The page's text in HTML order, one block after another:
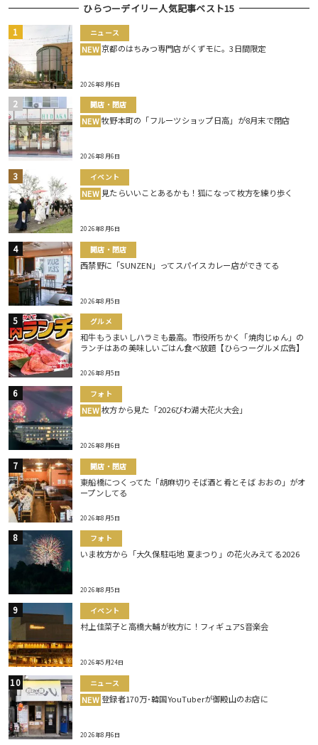
ひらつーデイリー人気記事ベスト15
ニュース
NEW 京都のはちみつ専門店がくずモに。3日間限定
2026年8月6日
開店・閉店
NEW 牧野本町の「フルーツショップ日高」が8月末で閉店
2026年8月6日
イベント
NEW 見たらいいことあるかも！狐になって枚方を練り歩く
2026年8月6日
開店・閉店
西禁野に「SUNZEN」ってスパイスカレー店ができてる
2026年8月5日
グルメ
和牛もうまいしハラミも最高。市役所ちかく「焼肉じゅん」の
ランチはあの美味しいごはん食べ放題【ひらつーグルメ広告】
2026年8月5日
フォト
NEW 枚方から見た「2026びわ湖大花火大会」
2026年8月6日
開店・閉店
東船橋につくってた「胡麻切りそば酒と肴とそば おおの」がオ
ープンしてる
2026年8月5日
フォト
いま枚方から「大久保駐屯地 夏まつり」の花火みえてる2026
2026年8月5日
イベント
村上佳菜子と高橋大輔が枚方に！フィギュアS音楽会
2026年5月24日
ニュース
NEW 登録者170万･韓国YouTuberが御殿山のお店に
2026年8月6日